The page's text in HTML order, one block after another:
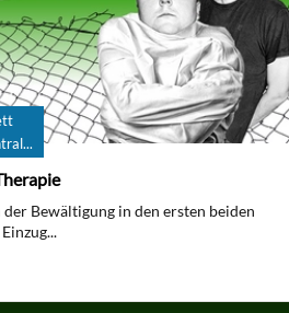
Bewältigung in den ersten beiden